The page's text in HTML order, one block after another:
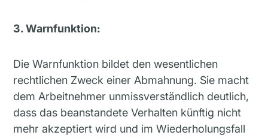
3. Warnfunktion:
Die Warnfunktion bildet den wesentlichen
rechtlichen Zweck einer Abmahnung. Sie macht
dem Arbeitnehmer unmissverständlich deutlich,
dass das beanstandete Verhalten künftig nicht
mehr akzeptiert wird und im Wiederholungsfall